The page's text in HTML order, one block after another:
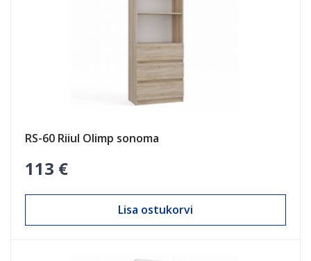
RS-60 Riiul Olimp sonoma
113 €
Lisa ostukorvi